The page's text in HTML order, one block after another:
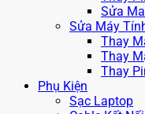
Sửa
Sửa Máy
Thay
Thay
Thay
Phụ Kiện
Sạc Laptop